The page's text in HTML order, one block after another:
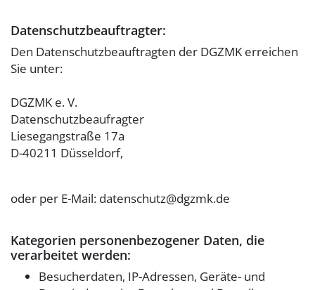
Datenschutzbeauftragter:
Den Datenschutzbeauftragten der DGZMK erreichen
Sie unter:
DGZMK e. V.
Datenschutzbeaufragter
Liesegangstraße 17a
D-40211 Düsseldorf,
oder per E-Mail: datenschutz@dgzmk.de
Kategorien personenbezogener Daten, die
verarbeitet werden:
Besucherdaten, IP-Adressen, Geräte- und